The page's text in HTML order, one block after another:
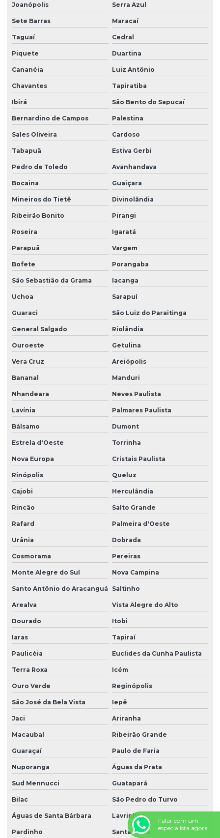
Joanópolis Serra Azul
Sete Barras Maracaí
Taguaí Cedral
Piquete Duartina
Cananéia Luiz Antônio
Chavantes Tapiratiba
Ibirá São Bento do Sapucaí
Bernardino de Campos Palestina
Sales Oliveira Cardoso
Tabapuã Estiva Gerbi
Pedro de Toledo Avanhandava
Bocaina Guaiçara
Mineiros do Tietê Divinolândia
Ribeirão Bonito Pirangi
Roseira Igaratá
Parapuã Vargem
Bofete Porangaba
São Sebastião da Grama Iacanga
Uchoa Sarapuí
Guaraci São Luiz do Paraitinga
General Salgado Riolândia
Ouroeste Getulina
Vera Cruz Areiópolis
Bananal Manduri
Nhandeara Neves Paulista
Lavínia Palmares Paulista
Bálsamo Dumont
Estrela d'Oeste Torrinha
Nova Europa Cristais Paulista
Rinópolis Queluz
Cajobi Herculândia
Rincão Salto Grande
Rafard Palmeira d'Oeste
Urânia Dobrada
Cosmorama Pereiras
Monte Alegre do Sul Nova Campina
Santo Antônio do Aracanguá Saltinho
Arealva Vista Alegre do Alto
Dourado Itobi
Iaras Tapiraí
Paulicéia Euclides da Cunha Paulista
Terra Roxa Icém
Ouro Verde Reginópolis
São José da Bela Vista Iepê
Jaci Ariranha
Macaubal Ribeirão Grande
Guaraçaí Paulo de Faria
Nuporanga Águas da Prata
Sud Mennucci Guatapará
Bilac São Pedro do Turvo
Águas de Santa Bárbara Lavrinhas
Pardinho Santa Lúcia
Falar com um
especialista agora